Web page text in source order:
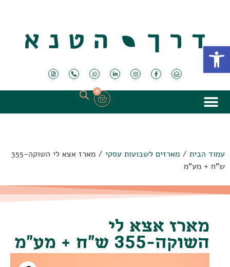
פתח סרגל נגישות
0
עמוד הבית / מארזים לשבועות עסקי
/ מארז אצא לי השוקה-355
ש"ח + מע"מ
מארז אצא לי
השוקה-355 ש"ח + מע"מ